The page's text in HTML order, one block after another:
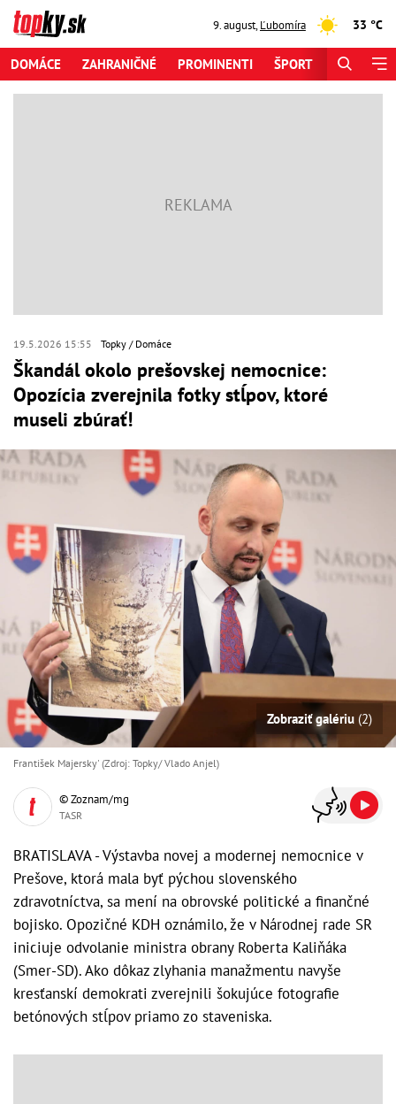
9. august,Ľubomíra 33 °C
DOMÁCE ZAHRANIČNÉ PROMINENTI ŠPORT
19.5.2026 15:55 Topky Domáce
Škandál okolo prešovskej nemocnice:
Opozícia zverejnila fotky stĺpov, ktoré
museli zbúrať!
Zobraziť galériu (2)
František Majersky' (Zdroj: Topky/ Vlado Anjel)
© Zoznam/mg
TASR
BRATISLAVA - Výstavba novej a modernej nemocnice v
Prešove, ktorá mala byť pýchou slovenského
zdravotníctva, sa mení na obrovské politické a finančné
bojisko. Opozičné KDH oznámilo, že v Národnej rade SR
iniciuje odvolanie ministra obrany Roberta Kaliňáka
(Smer-SD). Ako dôkaz zlyhania manažmentu navyše
kresťanskí demokrati zverejnili šokujúce fotografie
betónových stĺpov priamo zo staveniska.